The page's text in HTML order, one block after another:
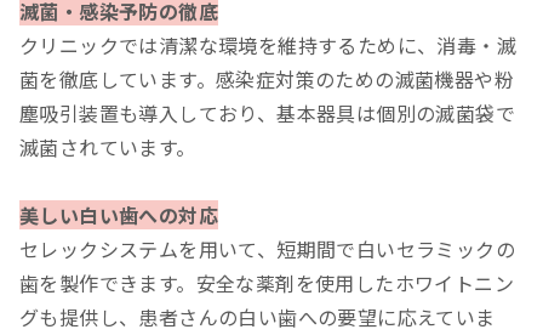
滅菌・感染予防の徹底
クリニックでは清潔な環境を維持するために、消毒・滅
菌を徹底しています。感染症対策のための滅菌機器や粉
塵吸引装置も導入しており、基本器具は個別の滅菌袋で
滅菌されています。
美しい白い歯への対応
セレックシステムを用いて、短期間で白いセラミックの
歯を製作できます。安全な薬剤を使用したホワイトニン
グも提供し、患者さんの白い歯への要望に応えていま